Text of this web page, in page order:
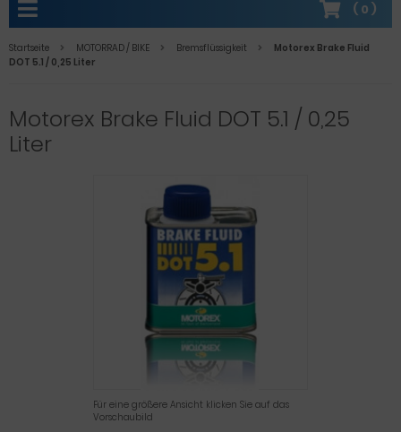
( 0 )
Startseite MOTORRAD / BIKE Bremsflüssigkeit
Motorex Brake Fluid
DOT 5.1 / 0,25 Liter
Motorex Brake Fluid DOT 5.1 / 0,25
Liter
Für eine größere Ansicht klicken Sie auf das
Vorschaubild